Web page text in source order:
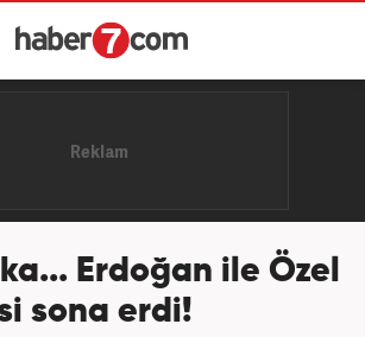
Erdoğan ile Özel
sona erdi!